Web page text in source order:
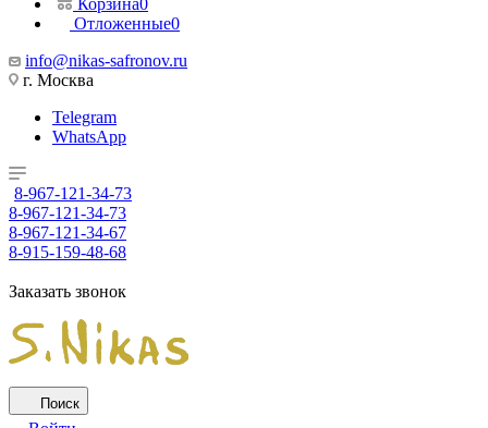
Корзина0
Отложенные0
info@nikas-safronov.ru
г. Москва
Telegram
WhatsApp
8-967-121-34-73
8-967-121-34-73
8-967-121-34-67
8-915-159-48-68
Заказать звонок
Поиск